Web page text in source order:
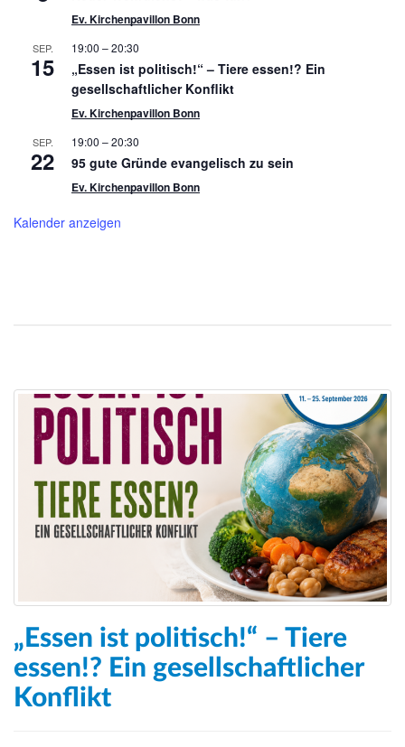
Ev. Kirchenpavillon Bonn
SEP.
15
19:00 –20:30
„Essen ist politisch!“ – Tiere essen!? Ein
gesellschaftlicher Konflikt
Ev. Kirchenpavillon Bonn
SEP.
22
19:00 –20:30
95 gute Gründe evangelisch zu sein
Ev. Kirchenpavillon Bonn
Kalender anzeigen
„Essen ist politisch!“ – Tiere
essen!? Ein gesellschaftlicher
Konflikt